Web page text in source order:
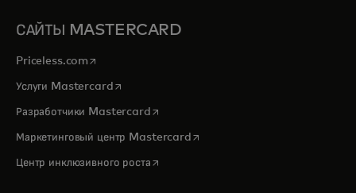
САЙТЫ MASTERCARD
Priceless.com opens in a new tab
Услуги Mastercardopens in a new tab
Разработчики Mastercardopens in a new tab
Маркетинговый центр Mastercardopens in a new tab
Центр инклюзивного ростаopens in a new tab